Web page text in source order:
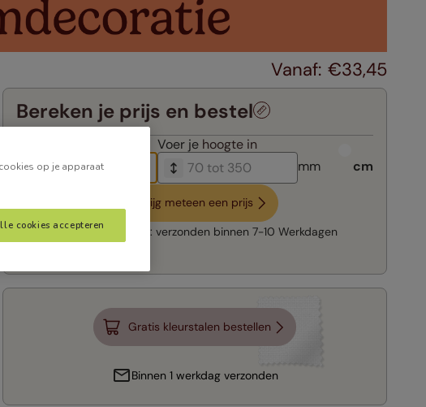
€33,45
Bereken je prijs en bestel
Voer je hoogte in
mm
cm
Krijg meteen een prijs
Snelle levering: verzonden binnen 7-10 Werkdagen
Gratis kleurstalen bestellen
Binnen 1 werkdag verzonden
op je apparaat
cookies accepteren